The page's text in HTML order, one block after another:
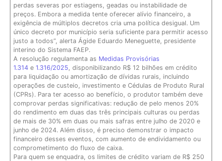
perdas severas por estiagens, geadas ou instabilidade de
preços. Embora a medida tente oferecer alívio financeiro, a
exigência de múltiplos decretos cria uma política desigual. Um
único decreto por município seria suficiente para permitir acesso
justo a todos”, alerta Ágide Eduardo Meneguette, presidente
interino do Sistema FAEP.
A resolução regulamenta as Medidas Provisórias
1.314 e1.316/2025, disponibilizando R$ 12 bilhões em crédito
para liquidação ou amortização de dívidas rurais, incluindo
operações de custeio, investimento e Cédulas de Produto Rural
(CPRs). Para ter acesso ao benefício, o produtor também deve
comprovar perdas significativas: redução de pelo menos 20%
do rendimento em duas das três principais culturas ou perdas
de mais de 30% em duas ou mais safras entre julho de 2020 e
junho de 2024. Além disso, é preciso demonstrar o impacto
financeiro desses eventos, com aumento de endividamento ou
comprometimento do fluxo de caixa.
Para quem se enquadra, os limites de crédito variam de R$ 250